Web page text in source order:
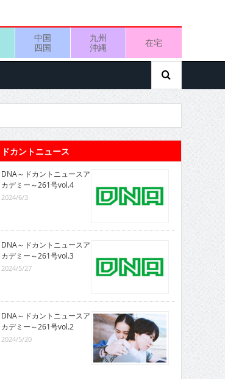
中国
四国
九州
沖縄
在宅
ドカントニュース
DNA～ドカントニュースア
カデミー～261号vol.4
2024/6/3
DNA～ドカントニュースア
カデミー～261号vol.3
2024/5/27
DNA～ドカントニュースア
カデミー～261号vol.2
2024/5/20